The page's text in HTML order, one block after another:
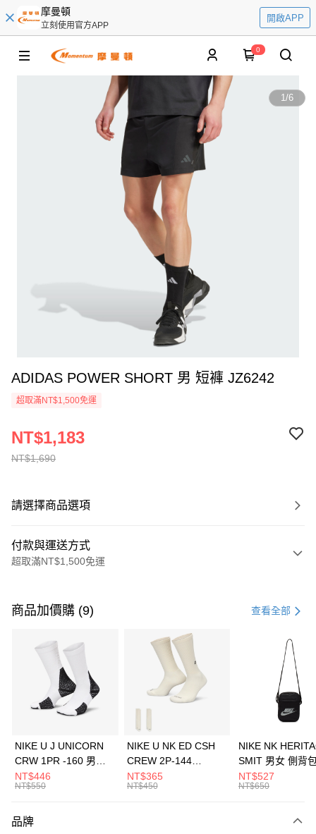
摩曼頓
立刻使用官方APP
開啟APP
0
1/6
ADIDAS POWER SHORT 男 短褲 JZ6242
超取滿NT$1,500免運
NT$1,690
NT$1,183
請選擇商品選項
付款與運送方式
超取滿NT$1,500免運
信用卡一次付款
3 期 0 利率 每期 21家銀行
合作金庫商業銀行
第一商業銀行
華南商業銀行
彰化商業銀行
上海商業儲蓄銀行
元大商業銀行
台灣樂天信用卡公司
Apple Pay
全盈+PAY
AFTEE先享後付
【關於「AFTEE先享後付」】
商品加價購 (9) 查看全部
NIKE U J UNICORN
CRW 1PR -160 男女
中統襪 FZ3393100
NT$446
NT$550
NIKE U NK ED CSH
CREW 2P-144
EMBRDY 男女 短統襪
FZ3073133
NT$365
NT$450
NIKE NK
SMIT 男女 側背
BA5871010
NT$527
NT$650
品牌